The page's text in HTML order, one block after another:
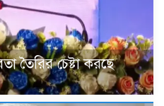
তৈরির চেষ্টা করছে